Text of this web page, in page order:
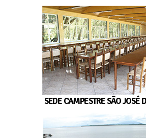
SEDE CAMPESTRE SÃO JOSÉ